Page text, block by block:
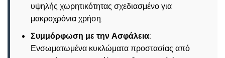
υψηλής χωρητικότητας σχεδιασμένο για
μακροχρόνια χρήση.
Συμμόρφωση με την Ασφάλεια:
Ενσωματωμένα κυκλώματα προστασίας από